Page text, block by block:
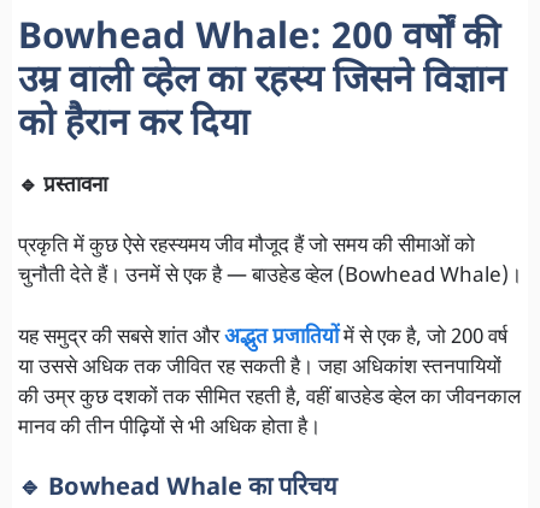
Bowhead Whale: 200 वर्षों की
उम्र वाली व्हेल का रहस्य जिसने विज्ञान
को हैरान कर दिया
🔹 प्रस्तावना
प्रकृति में कुछ ऐसे रहस्यमय जीव मौजूद हैं जो समय की सीमाओं को
चुनौती देते हैं। उनमें से एक है — बाउहेड व्हेल (Bowhead Whale)।
यह समुद्र की सबसे शांत औरअद्भुत प्रजातियोंमें से एक है, जो 200 वर्ष
या उससे अधिक तक जीवित रह सकती है। जहा अधिकांश स्तनपायियों
की उम्र कुछ दशकों तक सीमित रहती है, वहीं बाउहेड व्हेल का जीवनकाल
मानव की तीन पीढ़ियों से भी अधिक होता है।
🔹 Bowhead Whale का परिचय